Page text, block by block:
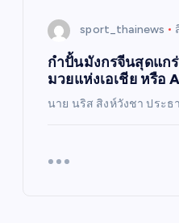
sport_thainews
กำปั้นมังกรจีนสุดแก
มวยแห่งเอเชีย หรือ
นาย นริส สิงห์วังชา ประธ